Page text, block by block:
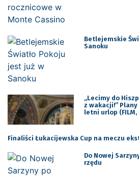
Betlejemskie
Sanoku
„Lecimy do
z wakacji!”
letni urlop (FILM,
Finaliści Łukacijewska Cup na meczu
Do Nowej
rzędu